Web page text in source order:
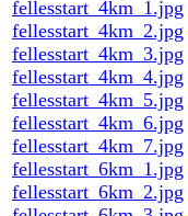
fellesstart_4km_1.jpg
fellesstart_4km_2.jpg
fellesstart_4km_3.jpg
fellesstart_4km_4.jpg
fellesstart_4km_5.jpg
fellesstart_4km_6.jpg
fellesstart_4km_7.jpg
fellesstart_6km_1.jpg
fellesstart_6km_2.jpg